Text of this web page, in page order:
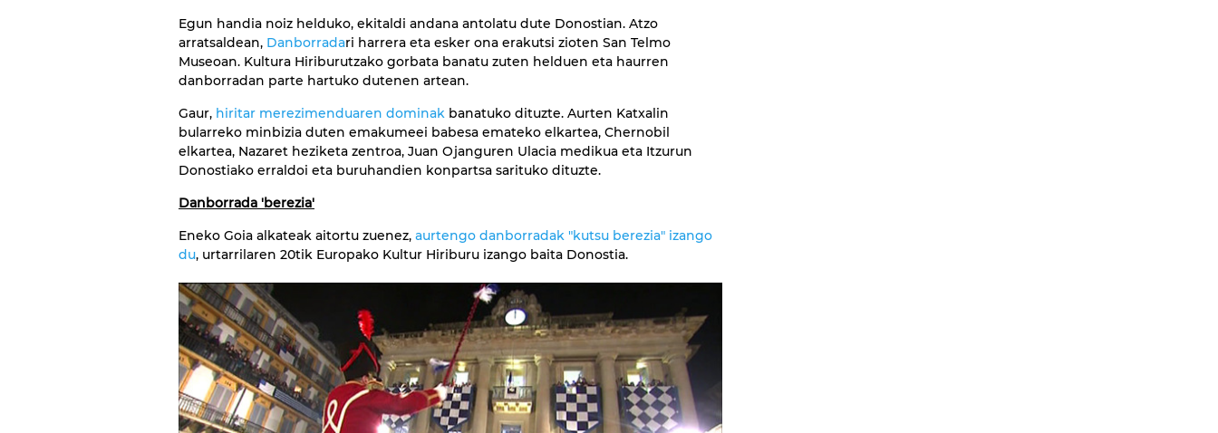
Egun handia noiz helduko, ekitaldi andana antolatu dute Donostian. Atzo
arratsaldean, Danborradari harrera eta esker ona erakutsi zioten San Telmo
Museoan. Kultura Hiriburutzako gorbata banatu zuten helduen eta haurren
danborradan parte hartuko dutenen artean.
Gaur, hiritar merezimenduaren dominak banatuko dituzte. Aurten Katxalin
bularreko minbizia duten emakumeei babesa emateko elkartea, Chernobil
elkartea, Nazaret heziketa zentroa, Juan Ojanguren Ulacia medikua eta Itzurun
Donostiako erraldoi eta buruhandien konpartsa sarituko dituzte.
Danborrada 'berezia'
Eneko Goia alkateak aitortu zuenez, aurtengo danborradak "kutsu berezia" izango
du, urtarrilaren 20tik Europako Kultur Hiriburu izango baita Donostia.